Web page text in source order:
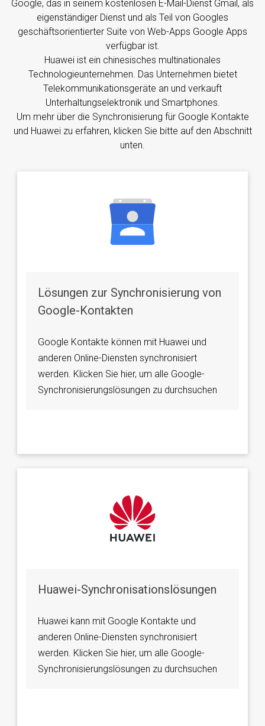
Google, das in seinem kostenlosen E-Mail-Dienst Gmail, als
eigenständiger Dienst und als Teil von Googles
geschäftsorientierter Suite von Web-Apps Google Apps
verfügbar ist.
Huawei ist ein chinesisches multinationales
Technologieunternehmen. Das Unternehmen bietet
Telekommunikationsgeräte an und verkauft
Unterhaltungselektronik und Smartphones.
Um mehr über die Synchronisierung für Google Kontakte
und Huawei zu erfahren, klicken Sie bitte auf den Abschnitt
unten.
Lösungen zur Synchronisierung von
Google-Kontakten
Google Kontakte können mit Huawei und
anderen Online-Diensten synchronisiert
werden. Klicken Sie hier, um alle Google-
Synchronisierungslösungen zu durchsuchen
Huawei-Synchronisationslösungen
Huawei kann mit Google Kontakte und
anderen Online-Diensten synchronisiert
werden. Klicken Sie hier, um alle Google-
Synchronisierungslösungen zu durchsuchen